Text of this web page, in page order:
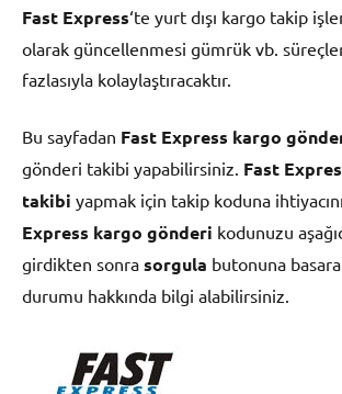
Fast Express‘te yurt dışı kargo takip
olarak güncellenmesi gümrük vb.
fazlasıyla kolaylaştıracaktır.
Bu sayfadan Fast Express kargo
gönderi takibi yapabilirsiniz. Fast
takibi yapmak için takip koduna
Express kargo gönderi kodunuzu
girdikten sonra sorgula butonuna
durumu hakkında bilgi alabilirsiniz.